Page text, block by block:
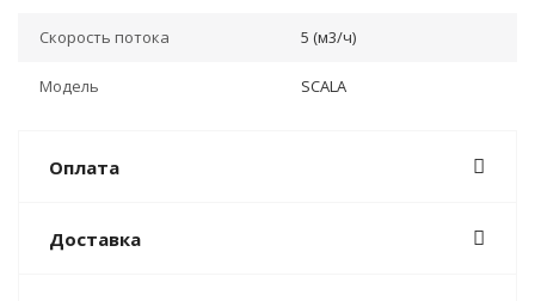
Скорость потока 5 (м3/ч)
Модель SCALA
Оплата
Доставка